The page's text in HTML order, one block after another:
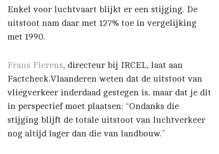
Enkel voor luchtvaart blijkt er een stijging. De
uitstoot nam daar met 127% toe in vergelijking
met 1990.
Frans Fierens, directeur bij IRCEL, laat aan
Factcheck.Vlaanderen weten dat de uitstoot van
vliegverkeer inderdaad gestegen is, maar dat je dit
in perspectief moet plaatsen: “Ondanks die
stijging blijft de totale uitstoot van luchtverkeer
nog altijd lager dan die van landbouw.”